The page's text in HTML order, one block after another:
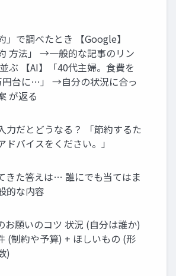
」で調べたとき 【Google】
方法」 →一般的な記事のリン
ぶ 【AI】「40代主婦。食費を
円台に…」 →自分の状況に合っ
が返る
力だとどうなる？ 「節約するた
ドバイスをください。」
きた答えは… 誰にでも当てはま
的な内容
お願いのコツ 状況 (自分は誰か)
(制約や予算) + ほしいもの (形
)